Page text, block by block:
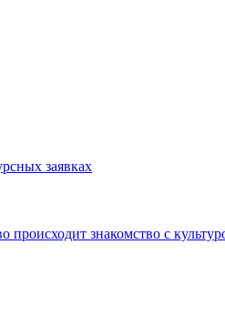
заявках
знакомство с